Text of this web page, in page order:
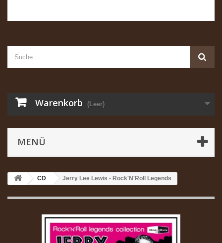
Warenkorb (Leer)
MENÜ
CD Jerry Lee Lewis - Rock'N'Roll Legends